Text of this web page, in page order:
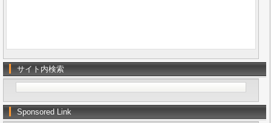
サイト内検索
Sponsored Link